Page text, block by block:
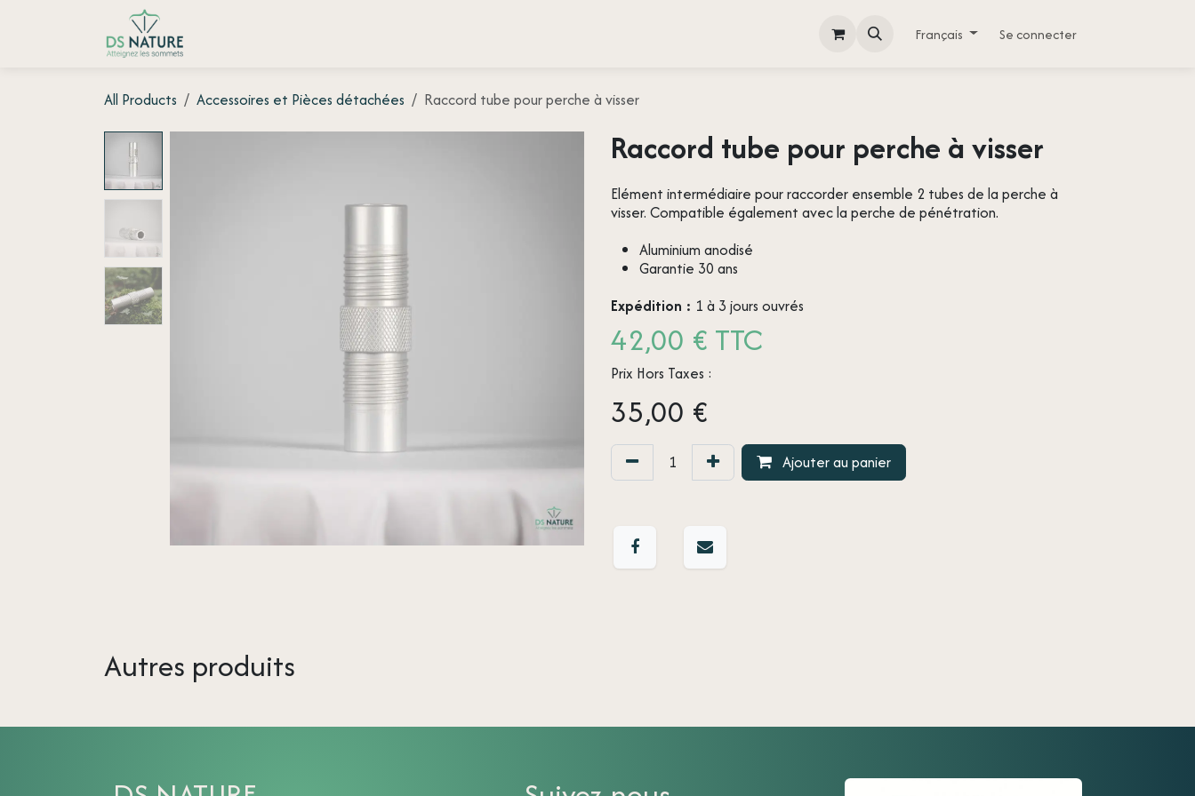
Se rendre au contenu
Français Se connecter
All Products Accessoires et Pièces détachées Raccord tube pour perche à visser
Raccord tube pour perche à visser
Elément intermédiaire pour raccorder ensemble 2 tubes de la perche à
visser. Compatible également avec la perche de pénétration.
Aluminium anodisé
Garantie 30 ans
Expédition : 1 à 3 jours ouvrés
42,00 € TTC
Prix Hors Taxes :
35,00 €
Ajouter au panier
Autres produits